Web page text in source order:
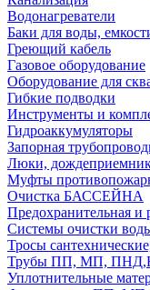
Водонагреватели
Баки для воды,
Греющий кабель
Газовое оборудование
Оборудование для
Гибкие подводки
Инструменты и
Гидроаккумуляторы
Запорная
Люки,
Муфты
Очистка БАССЕЙНА
Предохранительная и
Системы очистки
Тросы
Трубы ПП, МП,
Уплотнительные